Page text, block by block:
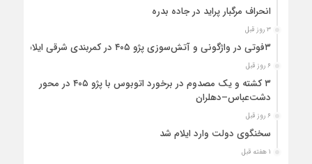
انحراف مرگبار پراید در جاده بدره
۳ روز قبل
۳فوتی در واژگونی و آتش‌سوزی پژو ۴۰۵ در کمربندی شرقی ایلام
۶ روز قبل
۳ کشته و یک مصدوم در برخورد اتوبوس با پژو ۴۰۵ در محور
دشت‌عباس–دهلران
۶ روز قبل
سخنگوی دولت وارد ایلام شد
۱ هفته قبل